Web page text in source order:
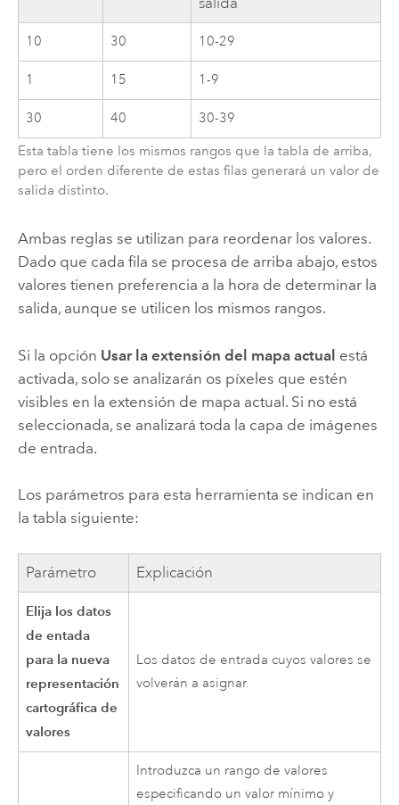
10 30 10-29
1 15 1-9
30 40 30-39
Esta tabla tiene los mismos rangos que la tabla de arriba,
pero el orden diferente de estas filas generará un valor de
salida distinto.
Ambas reglas se utilizan para reordenar los valores.
Dado que cada fila se procesa de arriba abajo, estos
valores tienen preferencia a la hora de determinar la
salida, aunque se utilicen los mismos rangos.
Si la opción Usar la extensión del mapa actual está
activada, solo se analizarán os píxeles que estén
visibles en la extensión de mapa actual. Si no está
seleccionada, se analizará toda la capa de imágenes
de entrada.
Los parámetros para esta herramienta se indican en
la tabla siguiente:
Parámetro Explicación
Elija los datos
de entada
para la nueva
representación
cartográfica de
valores
Los datos de entrada cuyos valores se
volverán a asignar.
Introduzca un rango de valores
especificando un valor mínimo y